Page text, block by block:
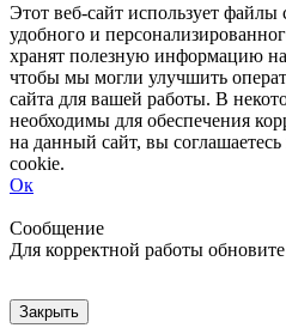
Этот веб-сайт использует файлы
удобного и
хранят полезную информацию
чтобы мы могли улучшить
сайта для вашей работы. В
необходимы для обеспечения
на данный сайт, вы
cookie.
Ок
Сообщение
Для корректной работы
Закрыть